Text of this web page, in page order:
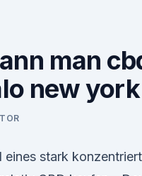
man
new
eines stark